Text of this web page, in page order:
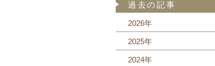
過去の記事
2026年
2025年
2024年